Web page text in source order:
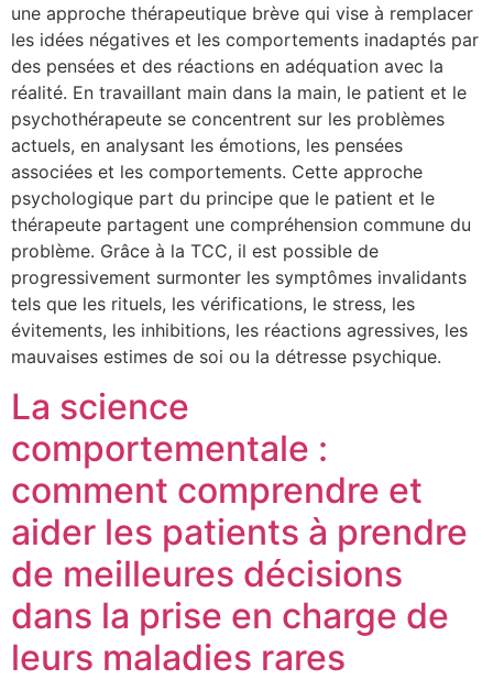
une approche thérapeutique brève qui vise à remplacer
les idées négatives et les comportements inadaptés par
des pensées et des réactions en adéquation avec la
réalité. En travaillant main dans la main, le patient et le
psychothérapeute se concentrent sur les problèmes
actuels, en analysant les émotions, les pensées
associées et les comportements. Cette approche
psychologique part du principe que le patient et le
thérapeute partagent une compréhension commune du
problème. Grâce à la TCC, il est possible de
progressivement surmonter les symptômes invalidants
tels que les rituels, les vérifications, le stress, les
évitements, les inhibitions, les réactions agressives, les
mauvaises estimes de soi ou la détresse psychique.
La science
comportementale :
comment comprendre et
aider les patients à prendre
de meilleures décisions
dans la prise en charge de
leurs maladies rares